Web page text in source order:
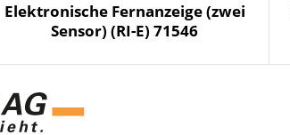
Elektronische Fernanzeige (zwei
Sensor) (RI-E) 71546